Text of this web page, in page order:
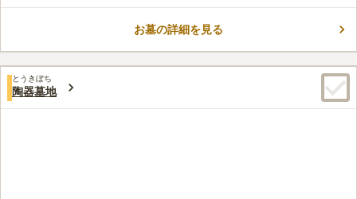
い雰囲気です。青空の下、ゆっくりと故人と向き合うことができ
口コミ評価
この霊園はまだ誰からも評価されていません。
お墓の詳細を見る
とうきぼち
陶器墓地